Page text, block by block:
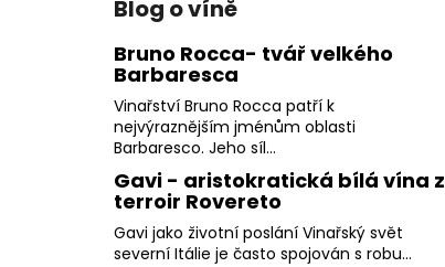
Blog o víně
Bruno Rocca- tvář velkého
Barbaresca
Vinařství Bruno Rocca patří k
nejvýraznějším jménům oblasti
Barbaresco. Jeho síl...
Gavi - aristokratická bílá vína z
terroir Rovereto
Gavi jako životní poslání Vinařský svět
severní Itálie je často spojován s robu...